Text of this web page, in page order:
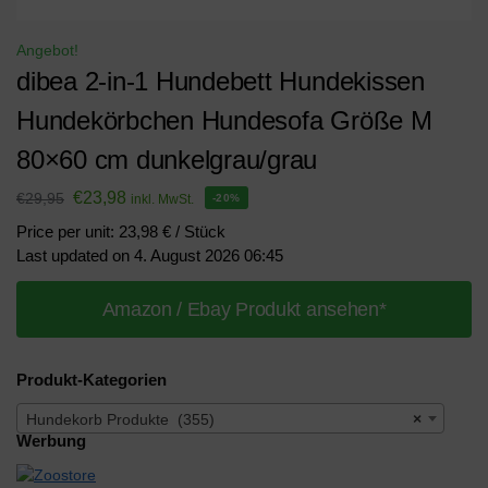
Angebot!
dibea 2-in-1 Hundebett Hundekissen
Hundekörbchen Hundesofa Größe M
80×60 cm dunkelgrau/grau
€29,95 €23,98 inkl. MwSt. -20%
Price per unit: 23,98 € / Stück
Last updated on 4. August 2026 06:45
Amazon / Ebay Produkt ansehen*
Produkt-Kategorien
×
Hundekorb Produkte (355)
Werbung